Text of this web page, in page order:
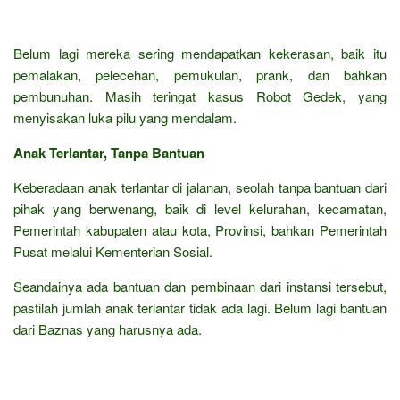
Belum lagi mereka sering mendapatkan kekerasan, baik itu
pemalakan, pelecehan, pemukulan, prank, dan bahkan
pembunuhan. Masih teringat kasus Robot Gedek, yang
menyisakan luka pilu yang mendalam.
Anak Terlantar, Tanpa Bantuan
Keberadaan anak terlantar di jalanan, seolah tanpa bantuan dari
pihak yang berwenang, baik di level kelurahan, kecamatan,
Pemerintah kabupaten atau kota, Provinsi, bahkan Pemerintah
Pusat melalui Kementerian Sosial.
Seandainya ada bantuan dan pembinaan dari instansi tersebut,
pastilah jumlah anak terlantar tidak ada lagi. Belum lagi bantuan
dari Baznas yang harusnya ada.